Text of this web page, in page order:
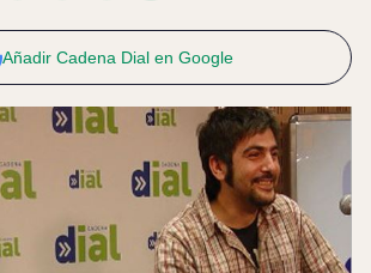
Añadir Cadena Dial en Google